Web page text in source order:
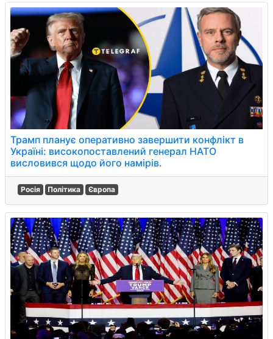
Трамп планує оперативно завершити конфлікт в
Україні: високопоставлений генерал НАТО
висловився щодо його намірів.
Росія Політика Європа